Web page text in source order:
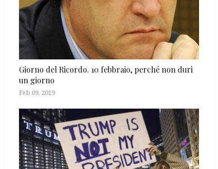
Giorno del Ricordo. 10 febbraio, perché non duri
un giorno
Feb 09, 2019